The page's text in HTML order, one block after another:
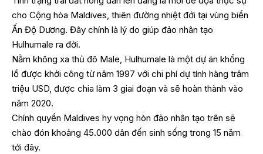
cho Cộng hòa Maldives, thiên đường nhiệt đới tại vùng biển
Ấn Độ Dương. Đây chính là lý do giúp đảo nhân tạo
Hulhumale ra đời.
Nằm không xa thủ đô Male, Hulhumale là một dự án khổng
lồ được khởi công từ năm 1997 với chi phí dự tính hàng trăm
triệu USD, được chia làm 3 giai đoạn và sẽ hoàn thành vào
năm 2020.
Chính quyền Maldives hy vọng hòn đảo nhân tạo trên sẽ
chào đón khoảng 45.000 dân đến sinh sống trong 15 năm
tới đây.